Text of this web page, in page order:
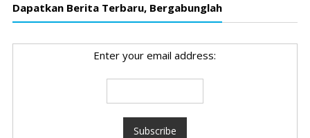
Dapatkan Berita Terbaru, Bergabunglah
Enter your email address: